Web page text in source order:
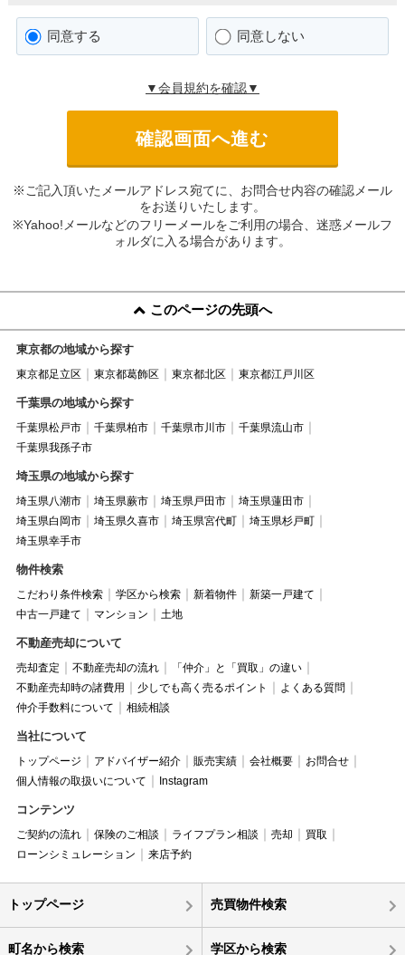
同意する 同意しない
▼会員規約を確認▼
※ご記入頂いたメールアドレス宛てに、お問合せ内容の確認メール
をお送りいたします。
※Yahoo!メールなどのフリーメールをご利用の場合、迷惑メールフ
ォルダに入る場合があります。
このページの先頭へ
東京都の地域から探す
東京都足立区 東京都葛飾区 東京都北区 東京都江戸川区
千葉県の地域から探す
千葉県松戸市 千葉県柏市 千葉県市川市
千葉県流山市
千葉県我孫子市
埼玉県の地域から探す
埼玉県八潮市 埼玉県蕨市 埼玉県戸田市
埼玉県蓮田市
埼玉県白岡市
埼玉県久喜市 埼玉県宮代町
埼玉県杉戸町
埼玉県幸手市
物件検索
こだわり条件検索 学区から検索 新着物件
新築一戸建て
中古一戸建て
マンション 土地
不動産売却について
売却査定 不動産売却の流れ
「仲介」と「買取」の違い
不動産売却時の諸費用
少しでも高く売るポイント
よくある質問
仲介手数料について
相続相談
当社について
トップページ アドバイザー紹介 販売実績 会社概要
お問合せ
個人情報の取扱いについて
Instagram
コンテンツ
ご契約の流れ 保険のご相談 ライフプラン相談 売却
買取
ローンシミュレーション
来店予約
トップページ 売買物件検索
町名から検索 学区から検索